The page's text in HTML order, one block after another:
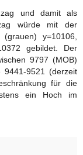
und damit als
würde mit der
y=10106,
gebildet. Der
9797 (MOB)
9521 (derzeit
für die
ein Hoch im